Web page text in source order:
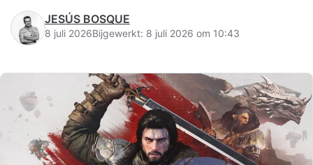
JESÚS BOSQUE
8 juli 2026Bijgewerkt: 8 juli 2026 om 10:43